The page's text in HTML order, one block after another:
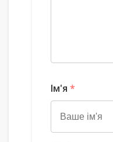
Ім'я *